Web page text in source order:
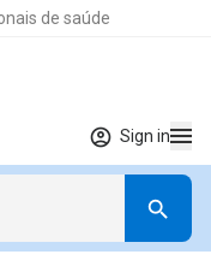
de saúde
Sign in